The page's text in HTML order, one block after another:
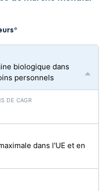
*
biologique dans
personnels
dans l'UE et en